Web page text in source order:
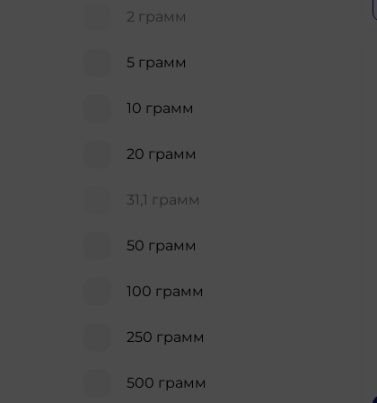
2 грамм
5 грамм
10 грамм
20 грамм
31,1 грамм
50 грамм
100 грамм
250 грамм
500 грамм